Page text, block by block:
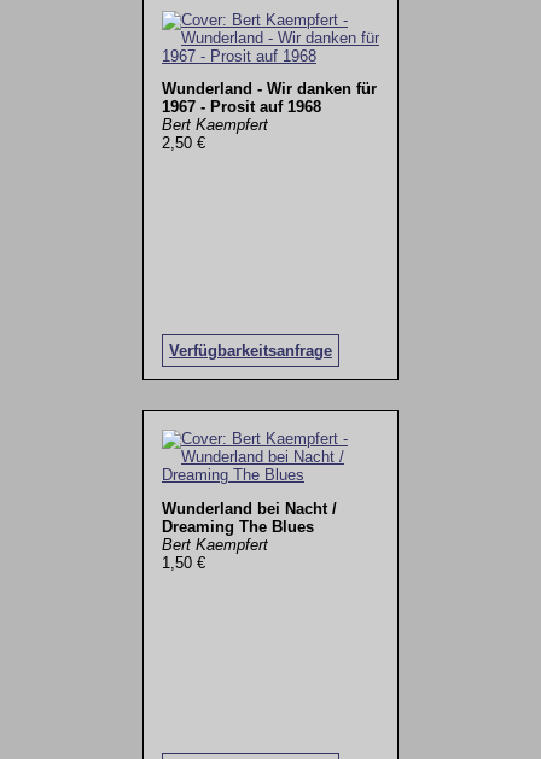
Wunderland - Wir danken für
1967 - Prosit auf 1968
Bert Kaempfert
2,50 €
Verfügbarkeitsanfrage
Wunderland bei Nacht /
Dreaming The Blues
Bert Kaempfert
1,50 €